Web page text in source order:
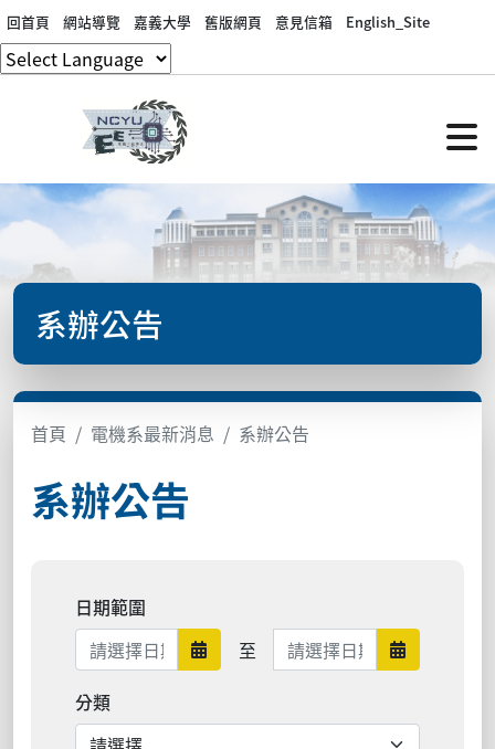
回首頁 網站導覽 嘉義大學 舊版網頁 意見信箱 English_Site
系辦公告
首頁 電機系最新消息 系辦公告
系辦公告
日期範圍
日期範圍開始
至 日期範圍結束 日期範圍
分類